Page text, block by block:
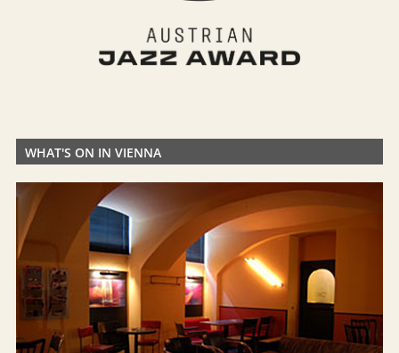
WHAT'S ON IN VIENNA